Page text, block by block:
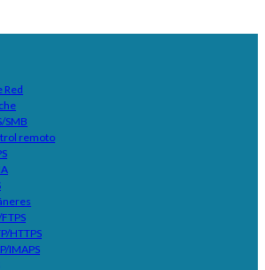
Red
SMB
remoto
HTTPS
IMAPS